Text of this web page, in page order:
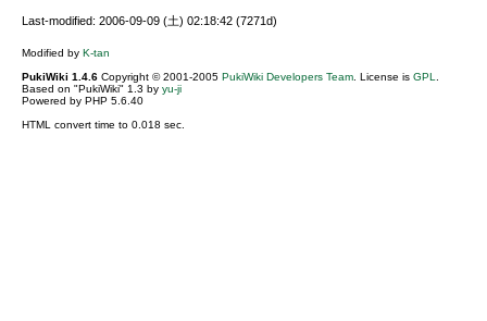
Last-modified: 2006-09-09 (土) 02:18:42 (7271d)
Modified by K-tan
PukiWiki 1.4.6Copyright © 2001-2005 PukiWiki Developers Team. License is GPL
Based on "PukiWiki" 1.3 by yu-ji
Powered by PHP 5.6.40
HTML convert time to 0.018 sec.